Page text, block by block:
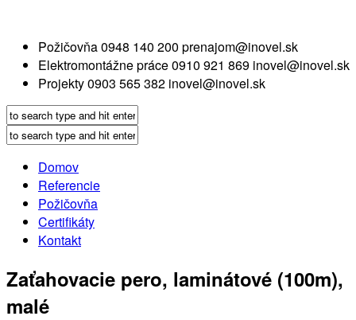
Požičovňa0948 140 200 prenajom@inovel.sk
Elektromontážne práce0910 921 869 inovel@inovel.sk
Projekty0903 565 382 inovel@inovel.sk
Domov
Referencie
Požičovňa
Certifikáty
Kontakt
Zaťahovacie pero, laminátové (100m),
malé